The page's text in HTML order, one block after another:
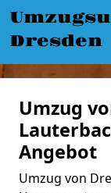
Dresden
Umzug
Angebot
Umzug von